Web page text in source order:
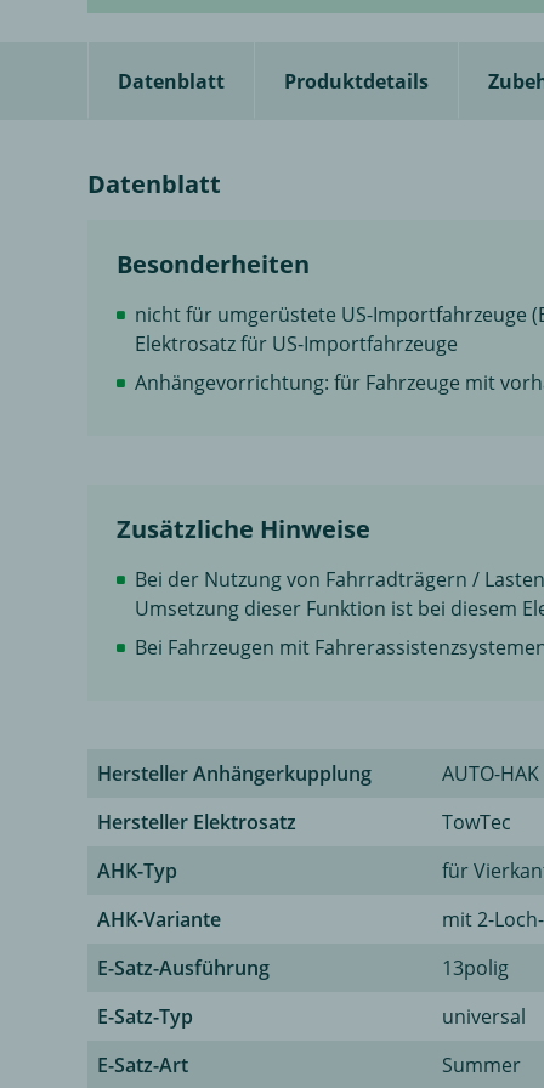
Datenblatt Produktdetails
Datenblatt
Besonderheiten
nicht für umgerüstete US-Importfahrzeuge
Elektrosatz für US-Importfahrzeuge
Anhängevorrichtung: für Fahrzeuge mit
Zusätzliche Hinweise
Bei der Nutzung von Fahrradträgern /
Umsetzung dieser Funktion ist bei diesem
Bei Fahrzeugen mit
Hersteller Anhängerkupplung
AUTO-HAK
Hersteller Elektrosatz
TowTec
AHK-Typ
für
AHK-Variante
mit 2-
E-Satz-Ausführung
13polig
E-Satz-Typ
universal
E-Satz-Art
Summer